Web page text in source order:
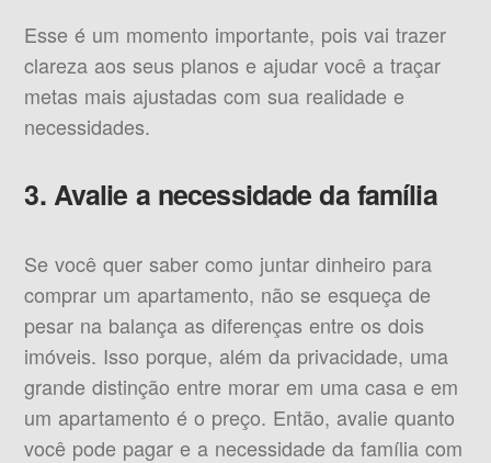
Esse é um momento importante, pois vai trazer
clareza aos seus planos e ajudar você a traçar
metas mais ajustadas com sua realidade e
necessidades.
3. Avalie a necessidade da família
Se você quer saber como juntar dinheiro para
comprar um apartamento, não se esqueça de
pesar na balança as diferenças entre os dois
imóveis. Isso porque, além da privacidade, uma
grande distinção entre morar em uma casa e em
um apartamento é o preço. Então, avalie quanto
você pode pagar e a necessidade da família com